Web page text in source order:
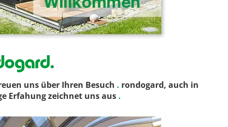
uns über Ihren Besuch . rondogard, auch in
Erfahung zeichnet uns aus .